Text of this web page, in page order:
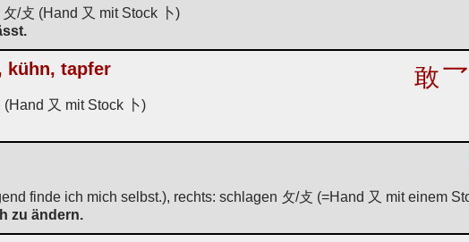
/攴 (Hand 又 mit Stock 卜)
kühn, tapfer 敢乛
又 mit Stock 卜)
finde ich mich selbst.), rechts: schlagen 攵/攴 (=Hand 又 mit einem
zu ändern.